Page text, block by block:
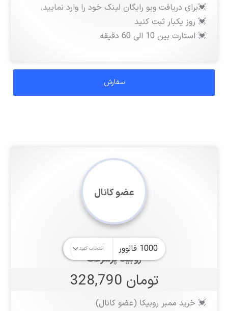
💓برای دریافت ویو رایگان لینک خود را وارد نمایید.
💓 روز یکبار ثبت کنید
💓 استارت بین 10 الی 60 دقیقه
عضو کانال
روبیکا پرسرعت
تومان 328,790
💓 خرید ممبر روبیکا (عضو کانال)